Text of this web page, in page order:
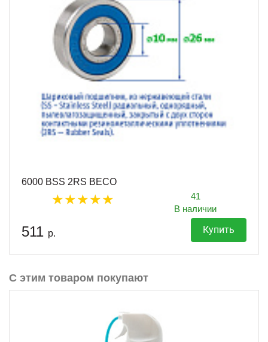
6000 BSS 2RS BECO
41
В наличии
511 р. Купить
С этим товаром покупают